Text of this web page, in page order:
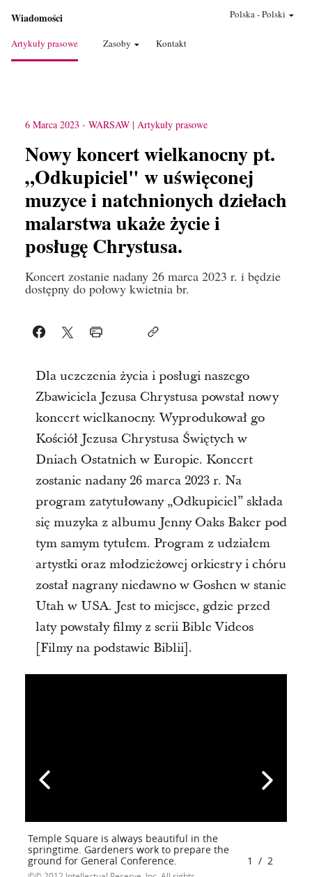
Wiadomości
Artykuły prasowe Zasoby Kontakt
Polska-Polski
6 Marca 2023 - WARSAW Artykuły prasowe
Nowy koncert wielkanocny pt.
„Odkupiciel" w uświęconej
muzyce i natchnionych dziełach
malarstwa ukaże życie i
posługę Chrystusa.
Koncert zostanie nadany 26 marca 2023 r. i będzie
dostępny do połowy kwietnia br.
Dla uczczenia życia i posługi naszego
Zbawiciela Jezusa Chrystusa powstał nowy
koncert wielkanocny. Wyprodukował go
Kościół Jezusa Chrystusa Świętych w
Dniach Ostatnich w Europie. Koncert
zostanie nadany 26 marca 2023 r. Na
program zatytułowany „Odkupiciel” składa
się muzyka z albumu Jenny Oaks Baker pod
tym samym tytułem. Program z udziałem
artystki oraz młodzieżowej orkiestry i chóru
został nagrany niedawno w Goshen w stanie
Utah w USA. Jest to miejsce, gdzie przed
laty powstały filmy z serii Bible Videos
[Filmy na podstawie Biblii].
Temple Square is always beautiful in the
springtime. Gardeners work to prepare the
ground for General Conference.
1 / 2